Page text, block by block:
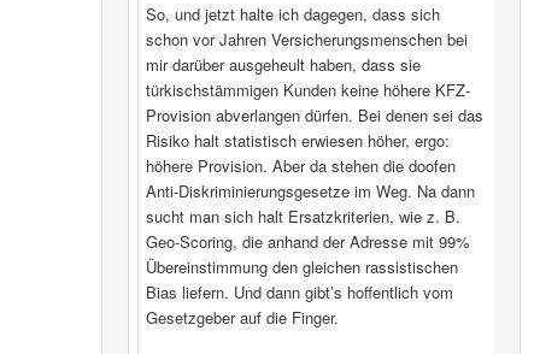
So, und jetzt halte ich dagegen, dass sich
schon vor Jahren Versicherungsmenschen bei
mir darüber ausgeheult haben, dass sie
türkischstämmigen Kunden keine höhere KFZ-
Provision abverlangen dürfen. Bei denen sei das
Risiko halt statistisch erwiesen höher, ergo:
höhere Provision. Aber da stehen die doofen
Anti-Diskriminierungsgesetze im Weg. Na dann
sucht man sich halt Ersatzkriterien, wie z. B.
Geo-Scoring, die anhand der Adresse mit 99%
Übereinstimmung den gleichen rassistischen
Bias liefern. Und dann gibt’s hoffentlich vom
Gesetzgeber auf die Finger.